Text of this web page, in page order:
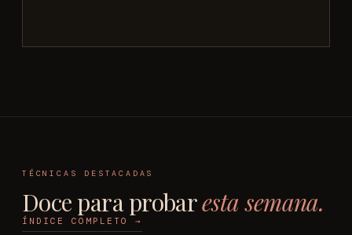
TÉCNICAS DESTACADAS
Doce para probaresta semana.
ÍNDICE COMPLETO →